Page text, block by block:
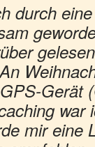
durch
Gerät
war
mir eine